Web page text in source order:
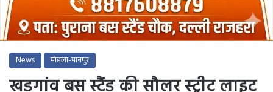
News मोहला-मानपुर